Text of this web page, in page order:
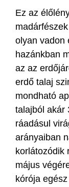
Ez az
olyan vadon
hazánkban
az az
erdő talaj
mondható
talajból akár
ráadásul
arányaiban
korlátozódik
május
kórója